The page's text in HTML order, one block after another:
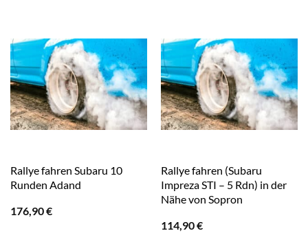
Rallye fahren Subaru 10
Runden Adand
176,90€
Rallye fahren (Subaru
Impreza STI – 5 Rdn) in der
Nähe von Sopron
114,90€